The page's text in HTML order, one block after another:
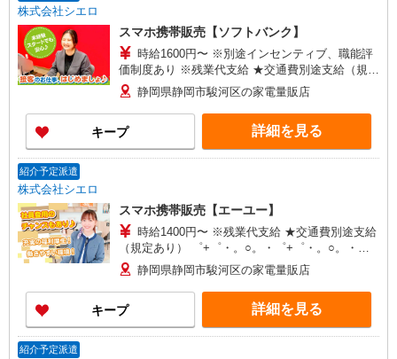
株式会社シエロ
スマホ携帯販売【ソフトバンク】
時給1600円〜 ※別途インセンティブ、職能評
価制度あり ※残業代支給 ★交通費別途支給（規定
あり） ゜+゜・。○。・゜+゜・。○。・゜+゜ 入
社祝い金10万円支給(規定有) お友達を紹介頂くと,
インセンティブ支給(規定有) ★月2回払い・週払い
可能（規程有）★ ゜・。○。・゜+゜・。○。・゜
+゜
静岡県静岡市駿河区の家電量販店
キープ 詳細を見る
紹介予定派遣
株式会社シエロ
スマホ携帯販売【エーユー】
時給1400円〜 ※残業代支給 ★交通費別途支給
（規定あり） ゜+゜・。○。・゜+゜・。○。・゜
+゜ 入社祝い金10万円支給(規定有) お友達を紹介
頂くと, インセンティブ支給(規定有) ★月2回払
い・週払い可能（規程有）★ ゜・。○。・゜
+゜・。○。・゜+゜
静岡県静岡市駿河区の家電量販店
キープ 詳細を見る
紹介予定派遣